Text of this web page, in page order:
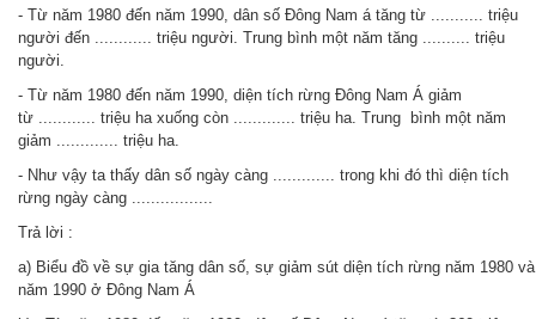
- Từ năm 1980 đến năm 1990, dân số Đông Nam á tăng từ ........... triệu
người đến ............ triệu người. Trung bình một năm tăng .......... triệu
người.
- Từ năm 1980 đến năm 1990, diện tích rừng Đông Nam Á giảm
từ
............ triệu ha xuống còn
............. triệu ha. Trung bình một năm
giảm
............. triệu ha.
- Như vậy ta thấy dân số ngày càng
............. trong khi đó thì diện tích
rừng ngày càng
Trả lời :
a) Biểu đồ về sự gia tăng dân số, sự giảm sút diện tích rừng năm 1980 và
năm 1990 ở Đông Nam Á